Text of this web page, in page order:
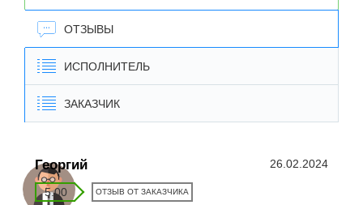
ОТЗЫВЫ
ИСПОЛНИТЕЛЬ
ЗАКАЗЧИК
Георгий 26.02.2024
5.00 ОТЗЫВ ОТ ЗАКАЗЧИКА